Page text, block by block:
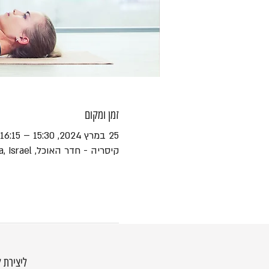
זמן ומקום
25 במרץ 2024, 15:30 – 16:15
קיסריה - חדר האוכל, HaEshel St 45, Caesarea, Israel